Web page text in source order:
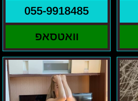
055-9918485
וואטסאפ
ת"א
סבטלנה